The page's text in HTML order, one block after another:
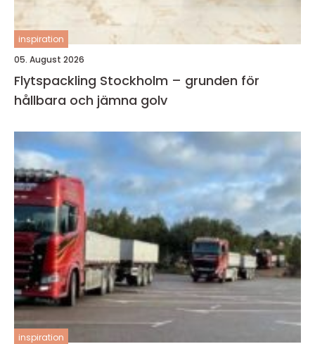
inspiration
05. August 2026
Flytspackling Stockholm – grunden för
hållbara och jämna golv
inspiration